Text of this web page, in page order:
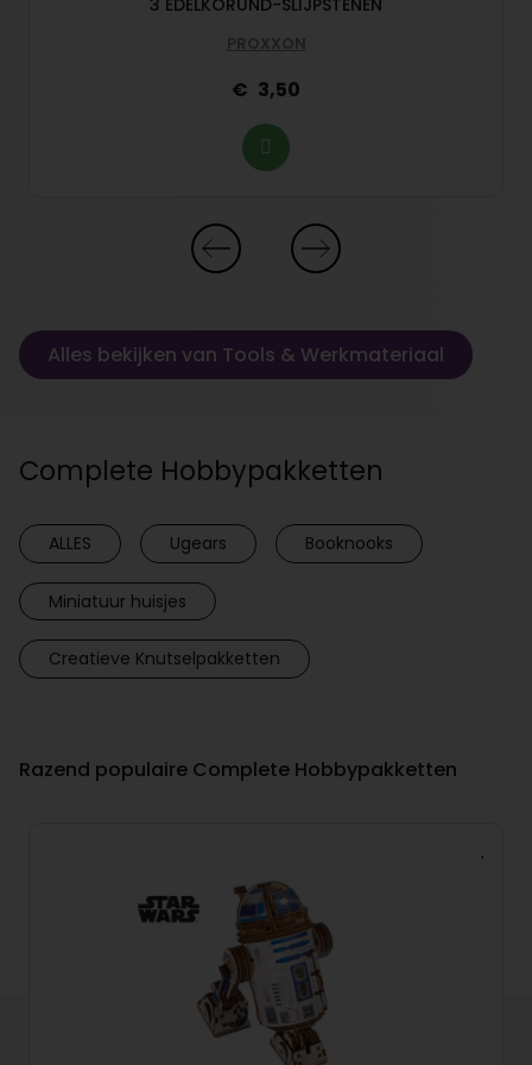
3 EDELKORUND-SLIJPSTENEN
PROXXON
3,50
Alles bekijken van Tools & Werkmateriaal
Complete Hobbypakketten
ALLES Ugears Booknooks
Miniatuur huisjes
Creatieve Knutselpakketten
Razend populaire Complete Hobbypakketten